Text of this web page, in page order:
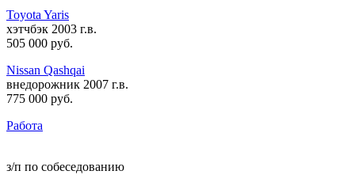
Toyota Yaris
хэтчбэк 2003 г.в.
505 000 руб.
Nissan Qashqai
внедорожник 2007 г.в.
775 000 руб.
Работа
з/п по собеседованию